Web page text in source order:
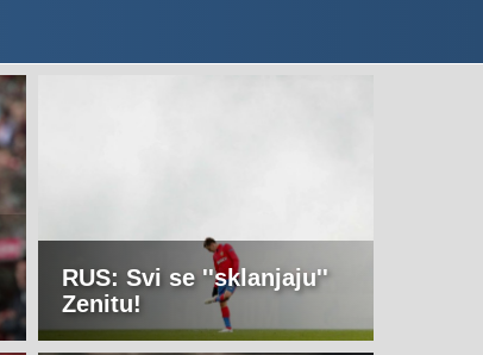
RUS: Svi se ''sklanjaju''
Zenitu!